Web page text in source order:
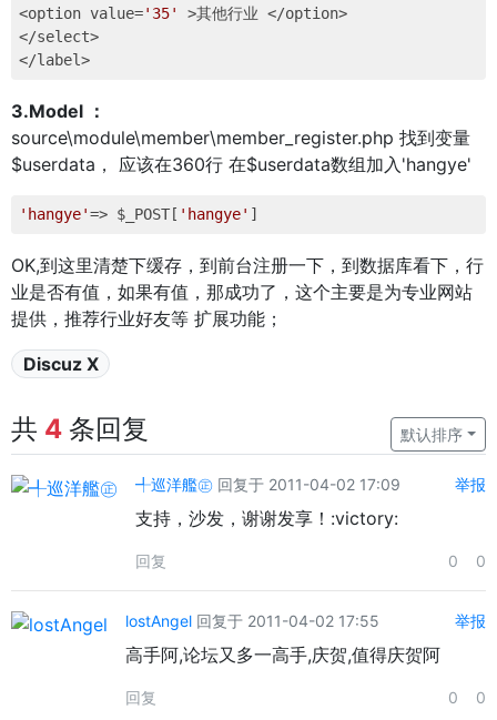
<option value='35'
>其他行业 </option>
</select>
3.Model ：
source\module\member\member_register.php 找到变量
$userdata， 应该在360行 在$userdata数组加入'hangye'
'hangye'=> $_POST[ 'hangye'
OK,到这里清楚下缓存，到前台注册一下，到数据库看下，行
业是否有值，如果有值，那成功了，这个主要是为专业网站
提供，推荐行业好友等 扩展功能；
Discuz X
共 4 条回复 默认排序
╃巡洋艦㊣ 回复于 2011-04-02 17:09 举报
支持，沙发，谢谢发享！:victory:
回复 0 0
lostAngel 回复于 2011-04-02 17:55 举报
高手阿,论坛又多一高手,庆贺,值得庆贺阿
回复 0 0